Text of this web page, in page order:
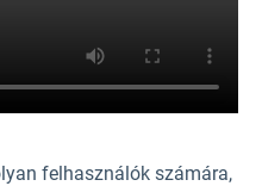
felhasználók számára,